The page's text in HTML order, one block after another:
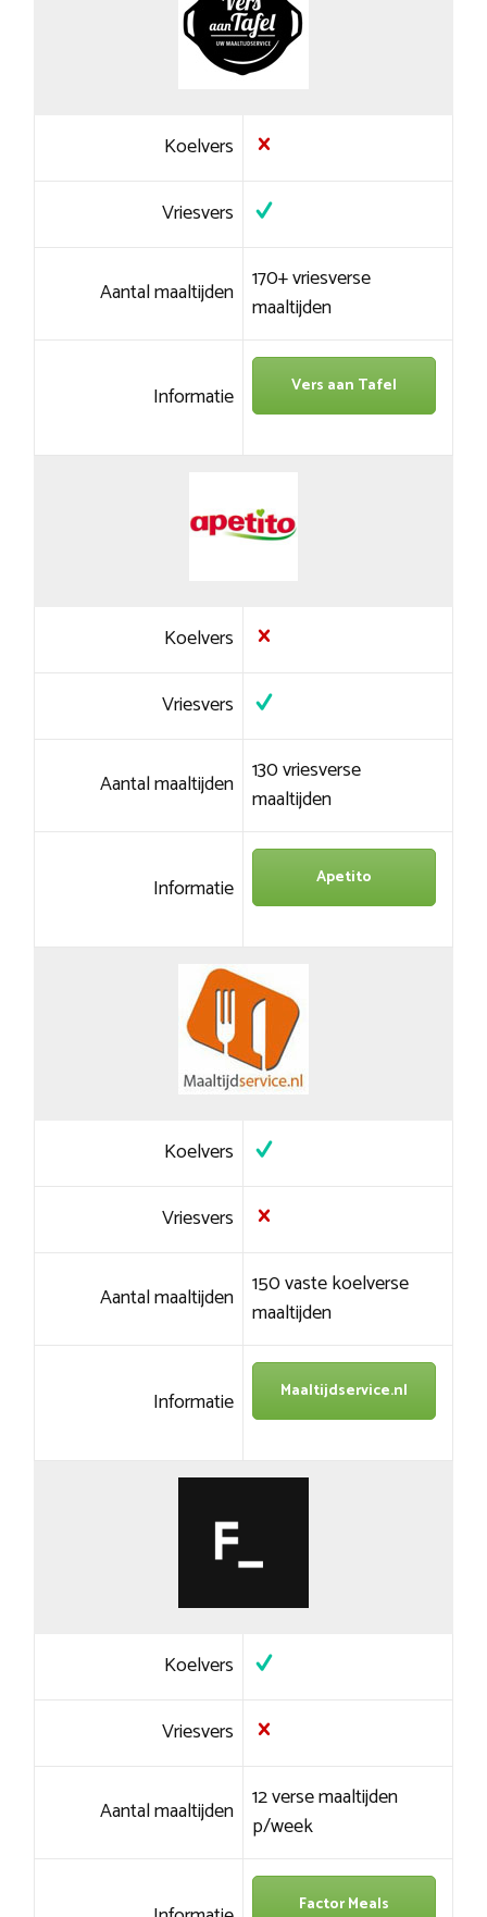
Koelvers
Vriesvers
Aantal maaltijden 170+ vriesverse
maaltijden
Informatie Vers aan Tafel
Koelvers
Vriesvers
Aantal maaltijden 130 vriesverse
maaltijden
Informatie Apetito
Koelvers
Vriesvers
Aantal maaltijden 150 vaste koelverse
maaltijden
Informatie Maaltijdservice.nl
Koelvers
Vriesvers
Aantal maaltijden 12 verse maaltijden
p/week
Factor Meals